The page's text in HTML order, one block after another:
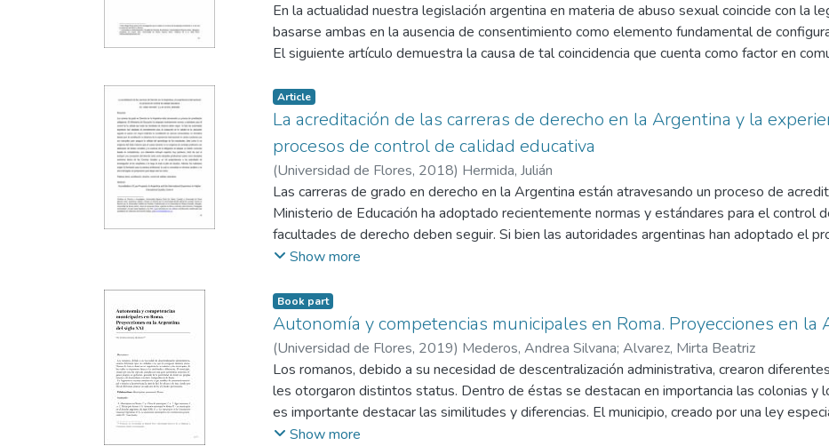
En la actualidad nuestra legislación argentina en materia de abuso sexual coincide con la
basarse ambas en la ausencia de consentimiento como elemento fundamental de
El siguiente artículo demuestra la causa de tal coincidencia que cuenta como factor en
Article
La acreditación de las carreras de derecho en la Argentina y la
procesos de control de calidad educativa
(Universidad de Flores, 2018) Hermida, Julián
Las carreras de grado en derecho en la Argentina están atravesando un proceso de
Ministerio de Educación ha adoptado recientemente normas y estándares para el control
facultades de derecho deben seguir. Si bien las autoridades argentinas han adoptado el
evaluación de la calidad de la educación seguido en países con mayor tradición en
esenciales para asegurar la calidad del aprendizaje de los estudiantes, tales como la no
para el cuerpo docente, la no exigencia de contratar profesores con dedicación de tiempo
obligación de adoptar un diseño curricular basado en competencias. Los estándares
entre los que se incluyen una concepción del derecho tanto como disciplina profesional
autónoma dentro de las ciencias sociales y un rol preponderante a las actividades de
lo largo de todo el plan de estudios. Además, los estándares exigen la formación para la
concebida en términos amplios y no está restringida a la preparación para litigar ante las
Show more
Book part
Autonomía y competencias municipales en Roma. Proyecciones en la
(Universidad de Flores, 2019) Mederos, Andrea Silvana; Alvarez, Mirta Beatriz
Los romanos, debido a su necesidad de descentralización administrativa, crearon
les otorgaron distintos status. Dentro de éstas se destacan en importancia las colonias y
es importante destacar las similitudes y diferencias. El municipio, creado por una ley
autonomía, teniendo órganos propios de gobierno, gozando de la posibilidad de dictar sus
Show more